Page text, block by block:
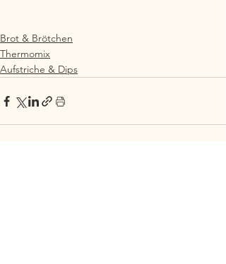
Brot & Brötchen
Thermomix
Aufstriche & Dips